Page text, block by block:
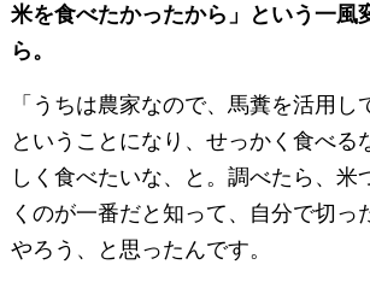
米を食べたかったから」という一風
ら。
「うちは農家なので、馬糞を活用し
ということになり、せっかく食べる
しく食べたいな、と。調べたら、米
くのが一番だと知って、自分で切っ
やろう、と思ったんです。